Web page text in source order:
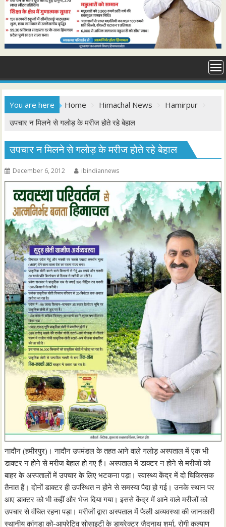
You are here Home Himachal News
Hamirpur
उपचार न मिलने से गलोड़ के मरीज होते रहे बेहाल
उपचार न मिलने से गलोड़ के मरीज होते रहे बेहाल
December 6, 2012 ibindiannews
नादौन (हमीरपुर)। नादौन उपमंडल के तहत आने वाले गलोड़ अस्पताल में एक भी
डाक्टर न होने से मरीज बेहाल हो गए हैं। अस्पताल में डाक्टर न होने से मरीजों को
बाहर के अस्पतालों में उपचार के लिए भटकना पड़ा। स्वास्थ्य केंद्र में दो चिकित्सक
तैनात हैं। दोनों डाक्टर ही उपस्थित न होने से समस्या पैदा हो गई। उनके स्थान पर
आए डाक्टर को भी कहीं और भेज दिया गया। इससे केंद्र में आने वाले मरीजों को
उपचार से वंचित रहना पड़ा। मरीजों द्वारा अस्पताल में फैली अव्यवस्था की जानकारी
स्थानीय कांगड़ा को-आपरेटिव सोसाइटी के डायरेक्टर जैदनाथ शर्मा, रोगी कल्याण